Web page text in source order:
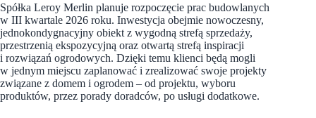
Spółka Leroy Merlin planuje rozpoczęcie prac budowlanych
w III kwartale 2026 roku. Inwestycja obejmie nowoczesny,
jednokondygnacyjny obiekt z wygodną strefą sprzedaży,
przestrzenią ekspozycyjną oraz otwartą strefą inspiracji
i rozwiązań ogrodowych. Dzięki temu klienci będą mogli
w jednym miejscu zaplanować i zrealizować swoje projekty
związane z domem i ogrodem – od projektu, wyboru
produktów, przez porady doradców, po usługi dodatkowe.